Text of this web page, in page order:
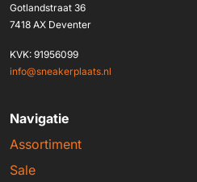
Gotlandstraat 36
7418 AX Deventer
KVK: 91956099
info@sneakerplaats.nl
Navigatie
Assortiment
Sale